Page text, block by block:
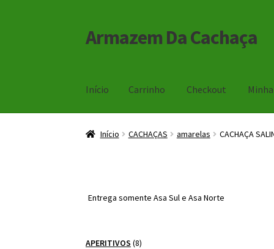
Pular
para
Pular
para
Armazem Da Cachaça
Início Carrinho Checkout
Início Carrinho Checkout Minha Conta
Início CACHAÇAS amarelas CACHAÇA
Entrega somente Asa Sul e Asa Norte
APERITIVOS 88